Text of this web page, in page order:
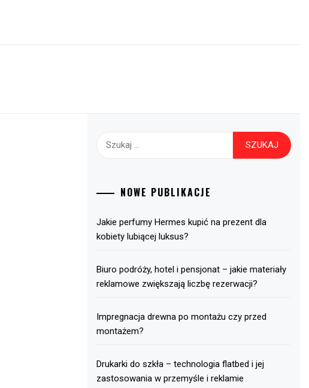
Szukaj:
NOWE PUBLIKACJE
Jakie perfumy Hermes kupić na prezent dla
kobiety lubiącej luksus?
Biuro podróży, hotel i pensjonat – jakie materiały
reklamowe zwiększają liczbę rezerwacji?
Impregnacja drewna po montażu czy przed
montażem?
Drukarki do szkła – technologia flatbed i jej
zastosowania w przemyśle i reklamie